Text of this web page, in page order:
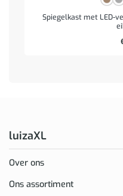
Spiegelkast met LED-
luizaXL
Over ons
Ons assortiment